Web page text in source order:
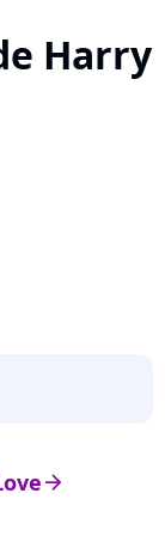
Harry
arrow_right